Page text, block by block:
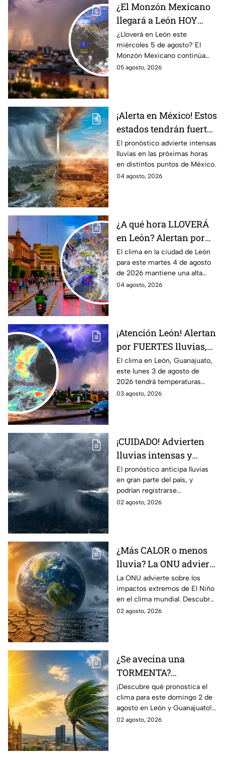
¿El Monzón Mexicano
llegará a León HOY
miércoles? Esto dice el
pronóstico para este 5
de agosto
¿Lloverá en León este
miércoles 5 de agosto? El
Monzón Mexicano continúa
afectando a varios estados del
05 agosto, 2026
¡Alerta en México! Estos
estados tendrán fuertes
precipitaciones;
¿afectará a Guanajuato?
El pronóstico advierte intensas
lluvias en las próximas horas
en distintos puntos de México.
04 agosto, 2026
¿A qué hora LLOVERÁ
en León? Alertan por
ALTA probabilidad de
lluvia HOY martes, por
inestabilidad
atmosférica
El clima en la ciudad de León
para este martes 4 de agosto
de 2026 mantiene una alta
probabilidad de lluvia, de
04 agosto, 2026
¡Atención León! Alertan
por FUERTES lluvias,
tormentas y posible
granizo en Guanajuato
HOY lunes: HORA
EXACTA
El clima en León, Guanajuato,
este lunes 3 de agosto de
2026 tendrá temperaturas
cálidas, posibles lluvias
03 agosto, 2026
¡CUIDADO! Advierten
lluvias intensas y
fuertes rachas de
viento en México;
¿cómo afectará a
Guanajuato?
El pronóstico anticipa lluvias
en gran parte del país, y
podrían registrarse
afectaciones por las
02 agosto, 2026
¿Más CALOR o menos
lluvia? La ONU advierte
por los efectos
EXTREMOS de ‘El Niño’
y que cambiarán el
clima en el mundo
La ONU advierte sobre los
impactos extremos de El Niño
en el clima mundial. Descubre
cómo podría cambiar el clima
02 agosto, 2026
¿Se avecina una
TORMENTA?
Aumentan las
posibilidad de
LLUVIAS FUERTES en
León, Gto., hoy 2 de
¡Descubre qué pronostica el
clima para este domingo 2 de
agosto en León y Guanajuato!
Desde una mañana
02 agosto, 2026